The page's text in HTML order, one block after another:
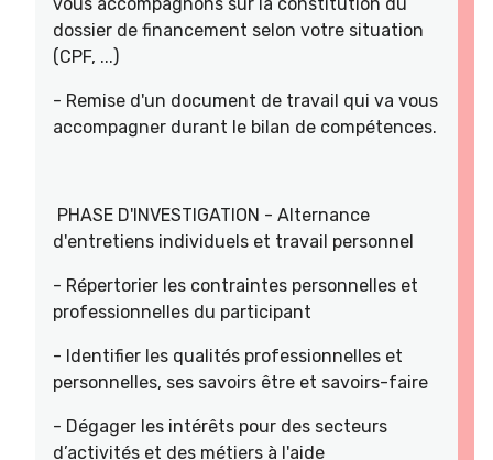
dossier de financement selon votre situation
(CPF, ...)
- Remise d'un document de travail qui va vous
accompagner durant le bilan de compétences.
PHASE D'INVESTIGATION - Alternance
d'entretiens individuels et travail personnel
- Répertorier les contraintes personnelles et
professionnelles du participant
- Identifier les qualités professionnelles et
personnelles, ses savoirs être et savoirs-faire
- Dégager les intérêts pour des secteurs
d’activités et des métiers à l'aide